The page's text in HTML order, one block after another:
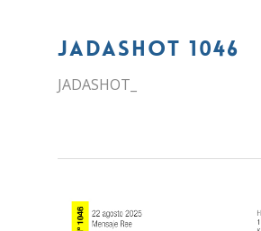
Hit enter to search or ESC to close
JADASHOT 1046
JADASHOT_